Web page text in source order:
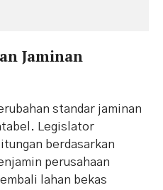
Jaminan
standar jaminan
Legislator
berdasarkan
perusahaan
lahan bekas